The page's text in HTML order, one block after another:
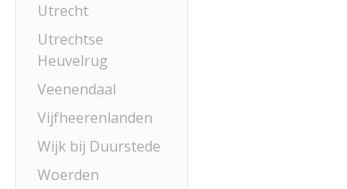
Utrecht
Utrechtse
Heuvelrug
Veenendaal
Vijfheerenlanden
Wijk bij Duurstede
Woerden